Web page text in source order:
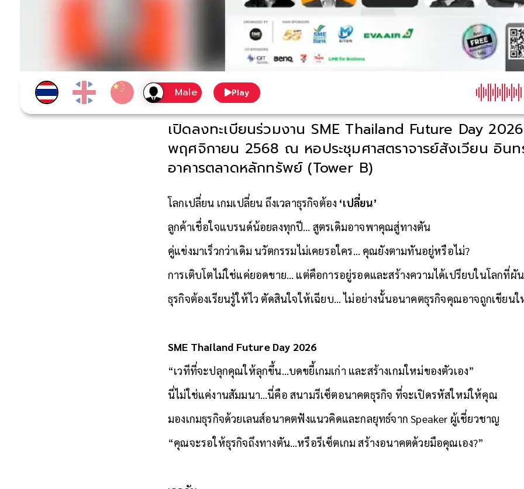
Play
เปิดลงทะเบียนร่วมงาน SME Thailand Future Day
พฤศจิกายน 2568 ณ หอประชุมศาสตราจารย์สังเวียน อิน
อาคารตลาดหลักทรัพย์ (Tower B)
โลกเปลี่ยน เกมเปลี่ยน ถึงเวลาธุรกิจต้อง ‘เปลี่ยน’
​ลูกค้าเชื่อใจแบรนด์น้อยลงทุกปี… สูตรเดิมอาจพาคุณสู่ทางตัน
คู่แข่งมาเร็วกว่าเดิม นวัตกรรมไม่เคยรอใคร… คุณยังตามทันอยู่หรือไม่?
การเติบโตไม่ใช่แค่ยอดขาย… แต่คือการอยู่รอดและสร้างความได้เปรียบในโลกที่ผั
ธุรกิจต้องเรียนรู้ให้ไว ตัดสินใจให้เฉียบ… ไม่อย่างนั้นอนาคตธุรกิจคุณอาจถูกเขียน
SME Thailand Future Day 2026
“เวทีที่จะปลุกคุณให้ลุกขึ้น…บดขยี้เกมเก่า และสร้างเกมใหม่ของตัวเอง”
นี่ไม่ใช่แค่งานสัมมนา…นี่คือ สนามรีเซ็ตอนาคตธุรกิจ ที่จะเปิดรหัสใหม่ให้คุณ
​มองเกมธุรกิจด้วยเลนส์อนาคตฟังแนวคิดและกลยุทธ์จาก Speaker ผู้เชี่ยวชาญ
​“คุณจะรอให้ธุรกิจถึงทางตัน…หรือรีเซ็ตเกม สร้างอนาคตด้วยมือคุณเอง?”